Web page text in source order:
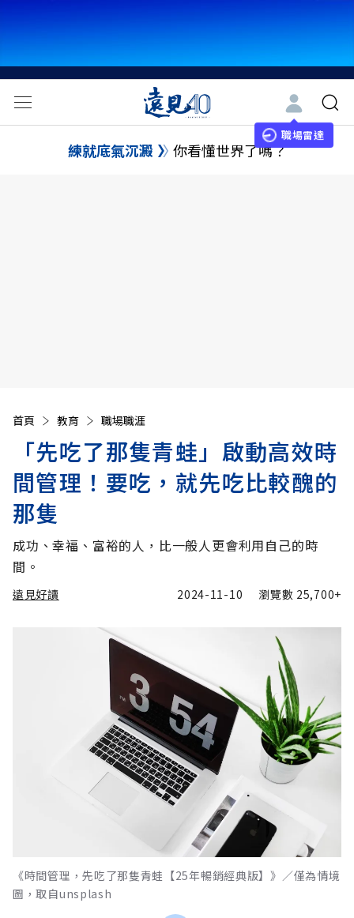
職場雷達
練就底氣沉澱 你看懂世界了嗎？
首頁 教育 職場職涯
「先吃了那隻青蛙」啟動高效時
間管理！要吃，就先吃比較醜的
那隻
成功、幸福、富裕的人，比一般人更會利用自己的時
間。
遠見好讀 2024-11-10 瀏覽數 25,700+
《時間管理，先吃了那隻青蛙【25年暢銷經典版】》／僅為情境
圖，取自unsplash